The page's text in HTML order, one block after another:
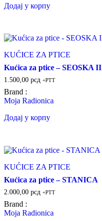
Додај у корпу
KUĆICE ZA PTICE
Kućica za ptice – SEOSKA II
1.500,00 рсд +PTT
Brand :
Moja Radionica
Додај у корпу
KUĆICE ZA PTICE
Kućica za ptice – STANICA
2.000,00 рсд +PTT
Brand :
Moja Radionica